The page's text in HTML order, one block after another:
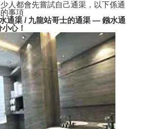
人都會先嘗試自己通渠，以下係通
事項
通渠 / 九龍站哥士的通渠 — 鏹水通
心！